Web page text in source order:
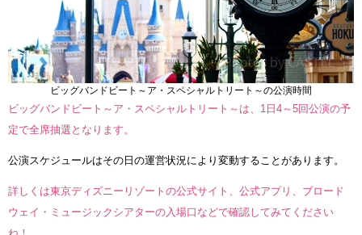
ビッグバンドビート～ア・スペシャルトリート～の公演時間
ビッグバンドビート～ア・スペシャルトリート～は、1日4～5回公演の予
定で全席抽選となります。
公演スケジュールはその日の運営状況により変動することがあります。
詳しくは東京ディズニーリゾートの公式サイト、公式アプリ、ブロード
ウェイ・ミュージックシアターの入場口などで確認してみてください